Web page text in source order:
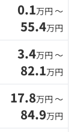
0.1万円 〜
55.4万円
3.4万円 〜
82.1万円
17.8万円 〜
84.9万円